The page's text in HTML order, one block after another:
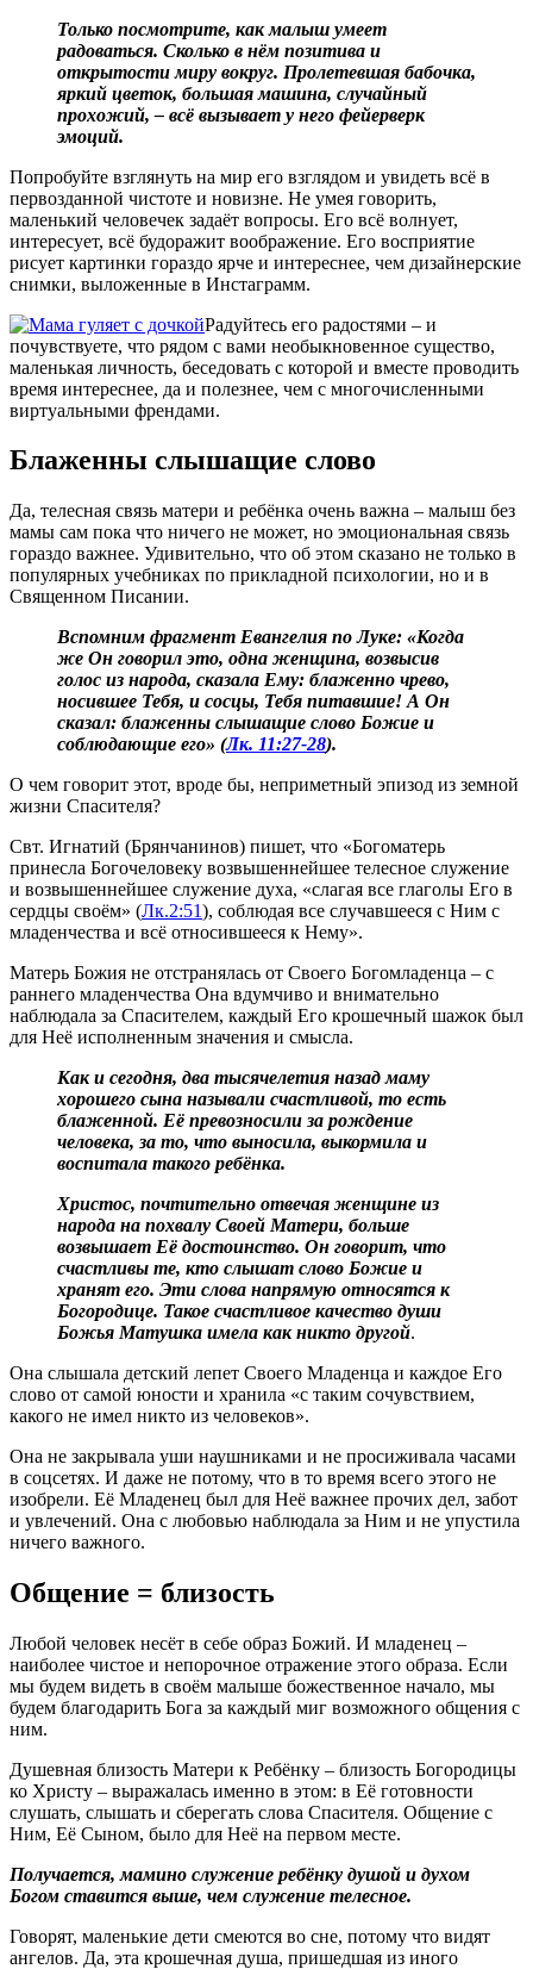
Только посмотрите, как малыш умеет
радоваться. Сколько в нём позитива и
открытости миру вокруг. Пролетевшая бабочка,
яркий цветок, большая машина, случайный
прохожий, – всё вызывает у него фейерверк
эмоций.
Попробуйте взглянуть на мир его взглядом и увидеть всё в
первозданной чистоте и новизне. Не умея говорить,
маленький человечек задаёт вопросы. Его всё волнует,
интересует, всё будоражит воображение. Его восприятие
рисует картинки гораздо ярче и интереснее, чем дизайнерские
снимки, выложенные в Инстаграмм.
Радуйтесь его радостями – и
почувствуете, что рядом с вами необыкновенное существо,
маленькая личность, беседовать с которой и вместе проводить
время интереснее, да и полезнее, чем с многочисленными
виртуальными френдами.
Блаженны слышащие слово
Да, телесная связь матери и ребёнка очень важна – малыш без
мамы сам пока что ничего не может, но эмоциональная связь
гораздо важнее. Удивительно, что об этом сказано не только в
популярных учебниках по прикладной психологии, но и в
Священном Писании.
Вспомним фрагмент Евангелия по Луке: «Когда
же Он говорил это, одна женщина, возвысив
голос из народа, сказала Ему: блаженно чрево,
носившее Тебя, и сосцы, Тебя питавшие! А Он
сказал: блаженны слышащие слово Божие и
соблюдающие его» (Лк. 11:27-28).
О чем говорит этот, вроде бы, неприметный эпизод из земной
жизни Спасителя?
Свт. Игнатий (Брянчанинов) пишет, что «Богоматерь
принесла Богочеловеку возвышеннейшее телесное служение
и возвышеннейшее служение духа, «слагая все глаголы Его в
сердцы своём» (Лк.2:51), соблюдая все случавшееся с Ним с
младенчества и всё относившееся к Нему».
Матерь Божия не отстранялась от Своего Богомладенца – с
раннего младенчества Она вдумчиво и внимательно
наблюдала за Спасителем, каждый Его крошечный шажок был
для Неё исполненным значения и смысла.
Как и сегодня, два тысячелетия назад маму
хорошего сына называли счастливой, то есть
блаженной. Её превозносили за рождение
человека, за то, что выносила, выкормила и
воспитала такого ребёнка.
Христос, почтительно отвечая женщине из
народа на похвалу Своей Матери, больше
возвышает Её достоинство. Он говорит, что
счастливы те, кто слышат слово Божие и
хранят его. Эти слова напрямую относятся к
Богородице. Такое счастливое качество души
Божья Матушка имела как никто другой.
Она слышала детский лепет Своего Младенца и каждое Его
слово от самой юности и хранила «с таким сочувствием,
какого не имел никто из человеков».
Она не закрывала уши наушниками и не просиживала часами
в соцсетях. И даже не потому, что в то время всего этого не
изобрели. Её Младенец был для Неё важнее прочих дел, забот
и увлечений. Она с любовью наблюдала за Ним и не упустила
ничего важного.
Общение = близость
Любой человек несёт в себе образ Божий. И младенец –
наиболее чистое и непорочное отражение этого образа. Если
мы будем видеть в своём малыше божественное начало, мы
будем благодарить Бога за каждый миг возможного общения с
ним.
Душевная близость Матери к Ребёнку – близость Богородицы
ко Христу – выражалась именно в этом: в Её готовности
слушать, слышать и сберегать слова Спасителя. Общение с
Ним, Её Сыном, было для Неё на первом месте.
Получается, мамино служение ребёнку душой и духом
Богом ставится выше, чем служение телесное.
Говорят, маленькие дети смеются во сне, потому что видят
ангелов. Да, эта крошечная душа, пришедшая из иного